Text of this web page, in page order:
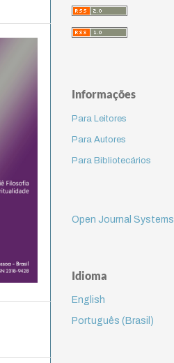
Informações
Para Leitores
Para Autores
Para Bibliotecários
Open Journal Systems
Idioma
English
Português (Brasil)